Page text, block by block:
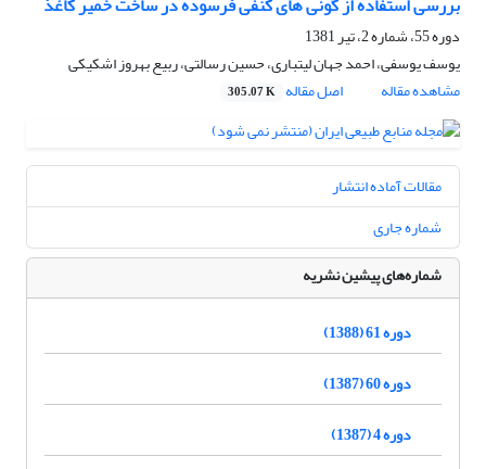
دوره 55، شماره 2، تیر 1381
یوسف یوسفی، احمد جهان لیتباری، حسین رسالتی، ربیع بهروز اشکیکی
مشاهده مقاله
اصل مقاله 305.07 K
مقالات آماده انتشار
شماره جاری
شماره‌های پیشین نشریه
دوره 61 (1388)
دوره 60 (1387)
دوره 4 (1387)